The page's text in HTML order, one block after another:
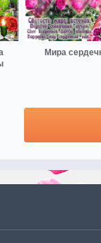
Мира